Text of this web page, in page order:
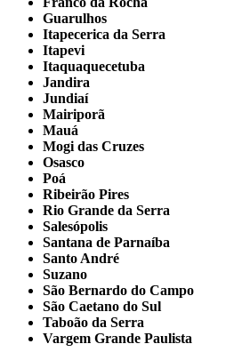
Guarulhos
Itapecerica da Serra
Itapevi
Itaquaquecetuba
Jandira
Jundiaí
Mairiporã
Mauá
Mogi das Cruzes
Osasco
Poá
Ribeirão Pires
Rio Grande da Serra
Salesópolis
Santana de Parnaíba
Santo André
Suzano
São Bernardo do Campo
São Caetano do Sul
Taboão da Serra
Vargem Grande Paulista